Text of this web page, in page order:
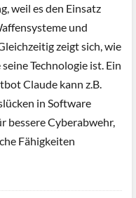
weil es den Einsatz
und
zeigt sich, wie
Technologie ist. Ein
Claude kann z.B.
in Software
bessere Cyberabwehr,
Fähigkeiten